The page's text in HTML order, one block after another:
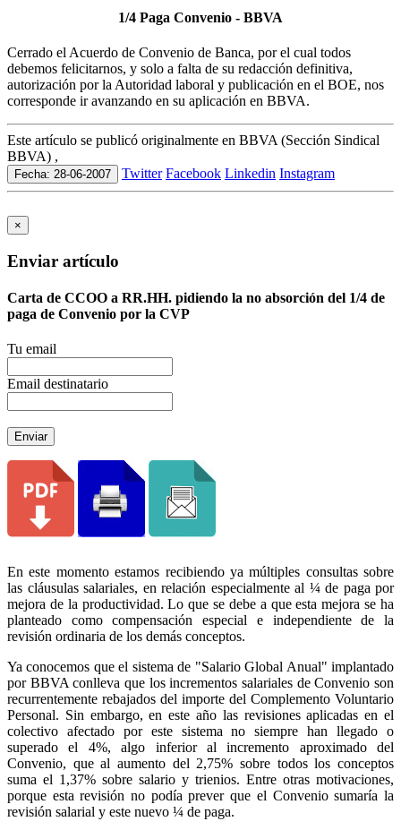
1/4 Paga Convenio - BBVA
Cerrado el Acuerdo de Convenio de Banca, por el cual todos
debemos felicitarnos, y solo a falta de su redacción definitiva,
autorización por la Autoridad laboral y publicación en el BOE, nos
corresponde ir avanzando en su aplicación en BBVA.
Este artículo se publicó originalmente en BBVA (Sección Sindical
BBVA) ,
Fecha: 28-06-2007 Twitter Facebook Linkedin Instagram
×
Enviar artículo
Carta de CCOO a RR.HH. pidiendo la no absorción del 1/4 de
paga de Convenio por la CVP
Tu email
Email destinatario
Enviar
En este momento estamos recibiendo ya múltiples consultas sobre
las cláusulas salariales, en relación especialmente al ¼ de paga por
mejora de la productividad. Lo que se debe a que esta mejora se ha
planteado como compensación especial e independiente de la
revisión ordinaria de los demás conceptos.
Ya conocemos que el sistema de "Salario Global Anual" implantado
por BBVA conlleva que los incrementos salariales de Convenio son
recurrentemente rebajados del importe del Complemento Voluntario
Personal. Sin embargo, en este año las revisiones aplicadas en el
colectivo afectado por este sistema no siempre han llegado o
superado el 4%, algo inferior al incremento aproximado del
Convenio, que al aumento del 2,75% sobre todos los conceptos
suma el 1,37% sobre salario y trienios. Entre otras motivaciones,
porque esta revisión no podía prever que el Convenio sumaría la
revisión salarial y este nuevo ¼ de paga.